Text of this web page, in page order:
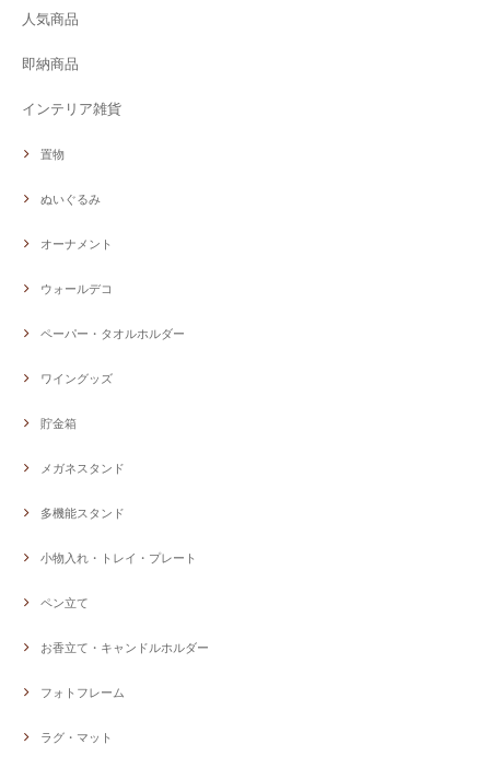
人気商品
即納商品
インテリア雑貨
置物
ぬいぐるみ
オーナメント
ウォールデコ
ペーパー・タオルホルダー
ワイングッズ
貯金箱
メガネスタンド
多機能スタンド
小物入れ・トレイ・プレート
ペン立て
お香立て・キャンドルホルダー
フォトフレーム
ラグ・マット